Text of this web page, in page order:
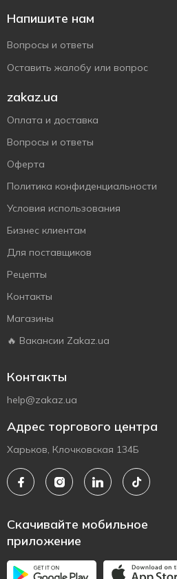
Напишите нам
Вопросы и ответы
Оставить жалобу или вопрос
zakaz.ua
Оплата и доставка
Вопросы и ответы
Оферта
Политика конфиденциальности
Условия использования
Бизнес клиентам
Для поставщиков
Рецепты
Контакты
Магазины
🔥 Вакансии Zakaz.ua
Контакты
help@zakaz.ua
Адрес торгового центра
Харьков, Клочковская 134Б
Скачивайте мобильное
приложение